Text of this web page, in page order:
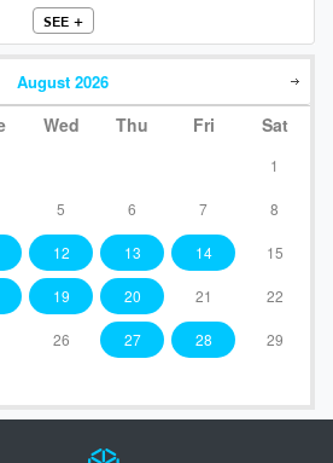
SEE +
August 2026
Wed Thu Fri Sat
1
5 6 7 8
12 13 14 15
19 20 21 22
26 27 28 29